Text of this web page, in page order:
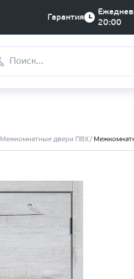
Гарантия
20:00
Межкомнатные двери ПВХ